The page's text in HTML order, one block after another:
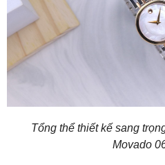
Tổng thể thiết kế sang
Movado